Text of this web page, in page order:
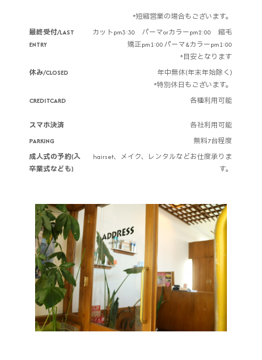
*短縮営業の場合もございます。
最終受付/LAST
ENTRY
カットpm3:30 パーマorカラーpm2:00 縮毛
矯正pm1:00 パーマ&カラーpm1:00
*目安となります
休み/CLOSED
年中無休(年末年始除く)
*特別休日もございます。
CREDITCARD
スマホ決済
各種利用可能
各社利用可能
PARKING
無料7台程度
成人式の予約(入
卒業式なども)
hairset、メイク、レンタルなどお仕度承りま
す。